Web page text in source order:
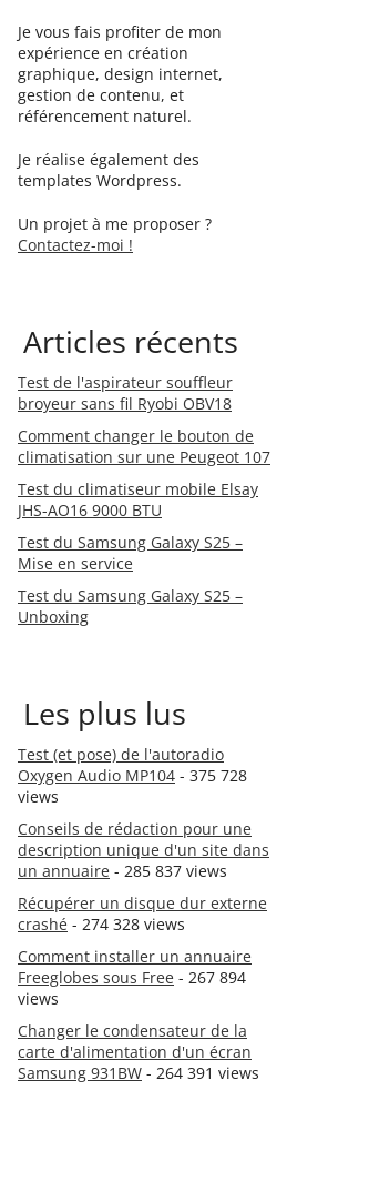
Je vous fais profiter de mon
expérience en création
graphique, design internet,
gestion de contenu, et
référencement naturel.
Je réalise également des
templates Wordpress.
Un projet à me proposer ?
Contactez-moi !
Articles récents
Test de l'aspirateur souffleur
broyeur sans fil Ryobi OBV18
Comment changer le bouton de
climatisation sur une Peugeot 107
Test du climatiseur mobile Elsay
JHS-AO16 9000 BTU
Test du Samsung Galaxy S25 –
Mise en service
Test du Samsung Galaxy S25 –
Unboxing
Les plus lus
Test (et pose) de l'autoradio
Oxygen Audio MP104 - 375 728
views
Conseils de rédaction pour une
description unique d'un site dans
un annuaire - 285 837 views
Récupérer un disque dur externe
crashé - 274 328 views
Comment installer un annuaire
Freeglobes sous Free - 267 894
views
Changer le condensateur de la
carte d'alimentation d'un écran
Samsung 931BW - 264 391 views